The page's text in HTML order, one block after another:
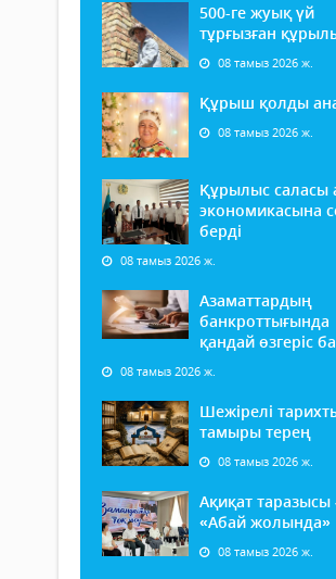
500-ге жуық үй
тұрғызған
08 тамыз 2026 ж.
Құрыш қолды
08 тамыз 2026 ж.
Құрылыс саласы
экономикасына
берді
08 тамыз 2026 ж.
Азаматтардың
банкроттығында
қандай өзгеріс
08 тамыз 2026 ж.
Шежірелі
тамыры терең
08 тамыз 2026 ж.
Ақиқат таразысы
«Абай жолында»
08 тамыз 2026 ж.